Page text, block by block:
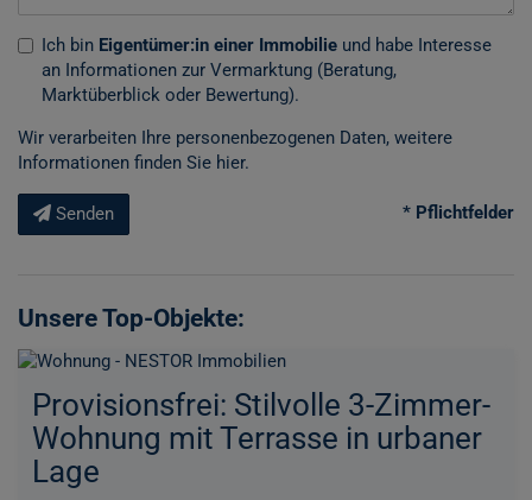
Ich bin Eigentümer:in einer Immobilie und habe Interesse
an Informationen zur Vermarktung (Beratung,
Marktüberblick oder Bewertung).
Wir verarbeiten Ihre personenbezogenen Daten, weitere
Informationen finden Sie hier.
Senden * Pflichtfelder
Unsere Top-Objekte:
Provisionsfrei: Stilvolle 3-Zimmer-
Wohnung mit Terrasse in urbaner
Lage